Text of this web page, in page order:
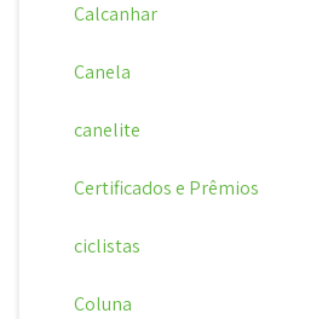
Calcanhar
Canela
canelite
Certificados e Prêmios
ciclistas
Coluna